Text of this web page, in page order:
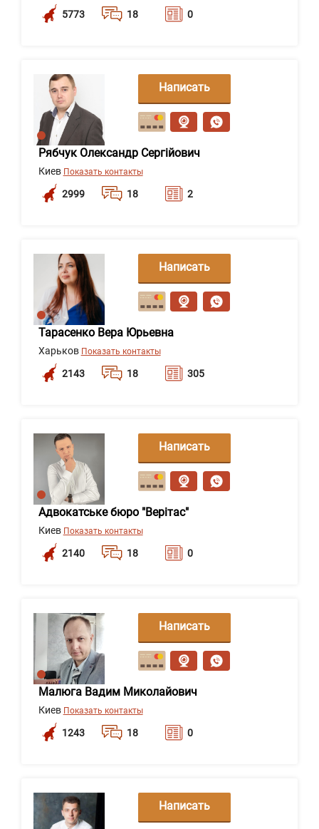
5773 18 0
Рябчук Олександр Сергійович
Киев Показать контакты
2999 18 2
Написать
сообщение
Тарасенко Вера Юрьевна
Харьков Показать контакты
2143 18 305
Написать
сообщение
Адвокатське бюро "Верітас"
Киев Показать контакты
2140 18 0
Написать
сообщение
Малюга Вадим Миколайович
Киев Показать контакты
1243 18 0
Написать
сообщение
Написать